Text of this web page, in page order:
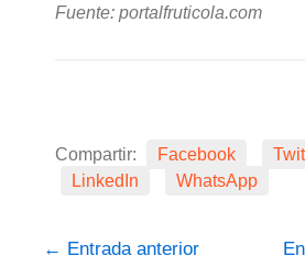
Fuente: portalfruticola.com
Compartir: Facebook
LinkedIn
WhatsApp
← Entrada anterior